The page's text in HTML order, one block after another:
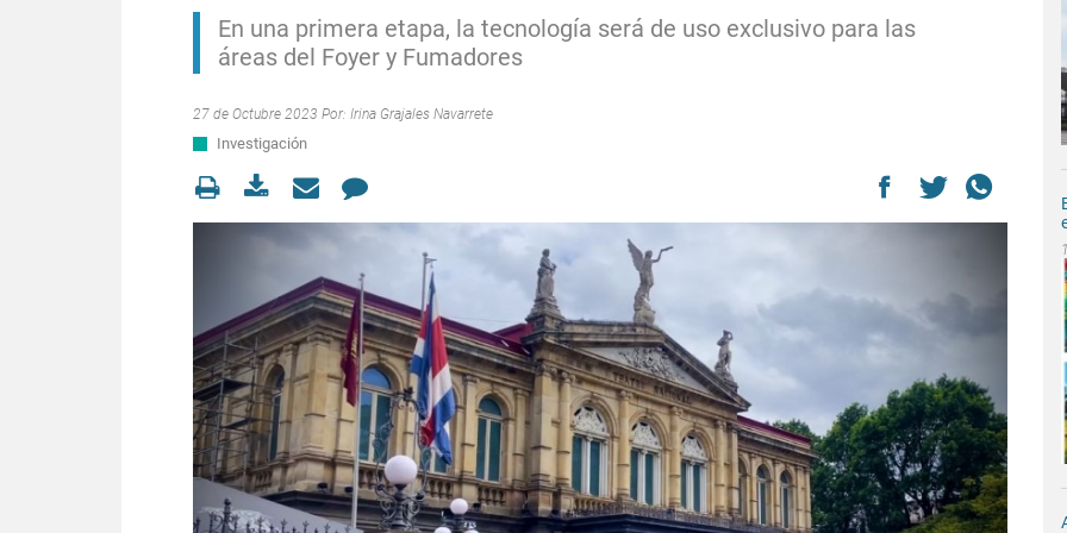
En una primera etapa, la tecnología será de uso exclusivo para las
áreas del Foyer y Fumadores
27 de Octubre 2023 Por: Irina Grajales Navarrete
Investigación